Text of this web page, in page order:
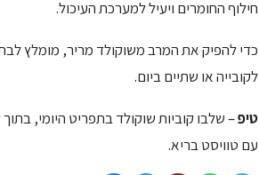
חילוף החומרים ויעיל למערכת העיכול.
לקובייה או שתיים ביום.
טיפ– שלבו קוביות שוקולד בתפריט היומי,
עם טוויסט בריא.